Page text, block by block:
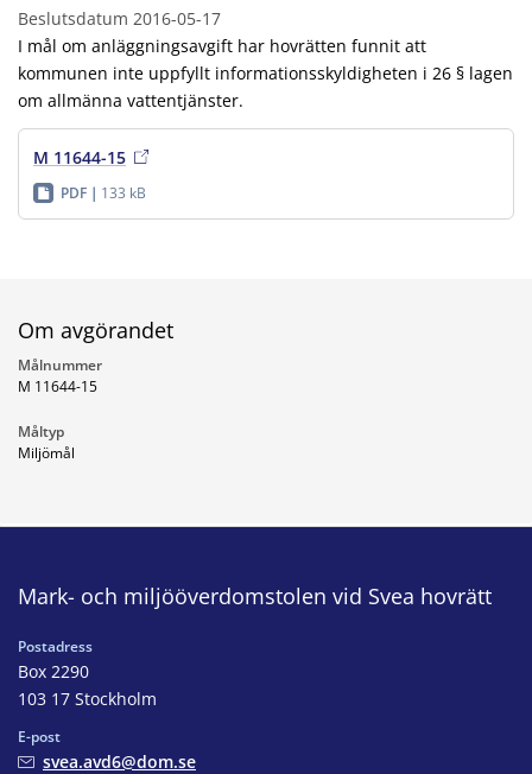
Beslutsdatum 2016-05-17
I mål om anläggningsavgift har hovrätten funnit att
kommunen inte uppfyllt informationsskyldigheten i 26 § lagen
om allmänna vattentjänster.
M 11644-15
PDF 133 kB
Om avgörandet
Målnummer
M 11644-15
Måltyp
Miljömål
Mark- och miljööverdomstolen vid Svea hovrätt
Postadress
Box 2290
103 17 Stockholm
E-post
svea.avd6@dom.se